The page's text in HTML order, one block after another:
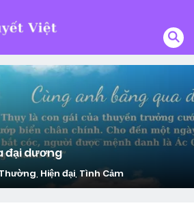
đại dương
, Hiện đại, Tình Cảm